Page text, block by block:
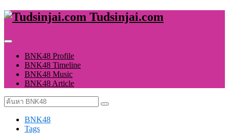
Tudsinjai.com
BNK48 Profile
BNK48 Timeline
BNK48 Music
BNK48 Article
BNK48
Tags